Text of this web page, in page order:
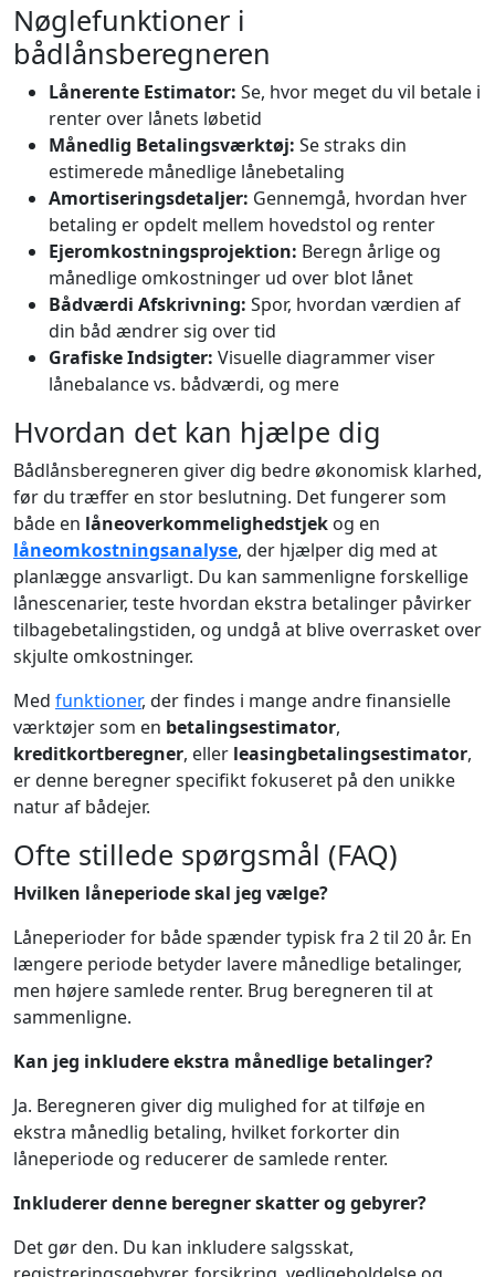
Nøglefunktioner i
bådlånsberegneren
Lånerente Estimator: Se, hvor meget du vil betale i
renter over lånets løbetid
Månedlig Betalingsværktøj: Se straks din
estimerede månedlige lånebetaling
Amortiseringsdetaljer: Gennemgå, hvordan hver
betaling er opdelt mellem hovedstol og renter
Ejeromkostningsprojektion: Beregn årlige og
månedlige omkostninger ud over blot lånet
Bådværdi Afskrivning: Spor, hvordan værdien af
din båd ændrer sig over tid
Grafiske Indsigter: Visuelle diagrammer viser
lånebalance vs. bådværdi, og mere
Hvordan det kan hjælpe dig
Bådlånsberegneren giver dig bedre økonomisk klarhed,
før du træffer en stor beslutning. Det fungerer som
både en låneoverkommelighedstjek og en
låneomkostningsanalyse, der hjælper dig med at
planlægge ansvarligt. Du kan sammenligne forskellige
lånescenarier, teste hvordan ekstra betalinger påvirker
tilbagebetalingstiden, og undgå at blive overrasket over
skjulte omkostninger.
Med funktioner, der findes i mange andre finansielle
værktøjer som en betalingsestimator,
kreditkortberegner, eller leasingbetalingsestimator,
er denne beregner specifikt fokuseret på den unikke
natur af bådejer.
Ofte stillede spørgsmål (FAQ)
Hvilken låneperiode skal jeg vælge?
Låneperioder for både spænder typisk fra 2 til 20 år. En
længere periode betyder lavere månedlige betalinger,
men højere samlede renter. Brug beregneren til at
sammenligne.
Kan jeg inkludere ekstra månedlige betalinger?
Ja. Beregneren giver dig mulighed for at tilføje en
ekstra månedlig betaling, hvilket forkorter din
låneperiode og reducerer de samlede renter.
Inkluderer denne beregner skatter og gebyrer?
Det gør den. Du kan inkludere salgsskat,